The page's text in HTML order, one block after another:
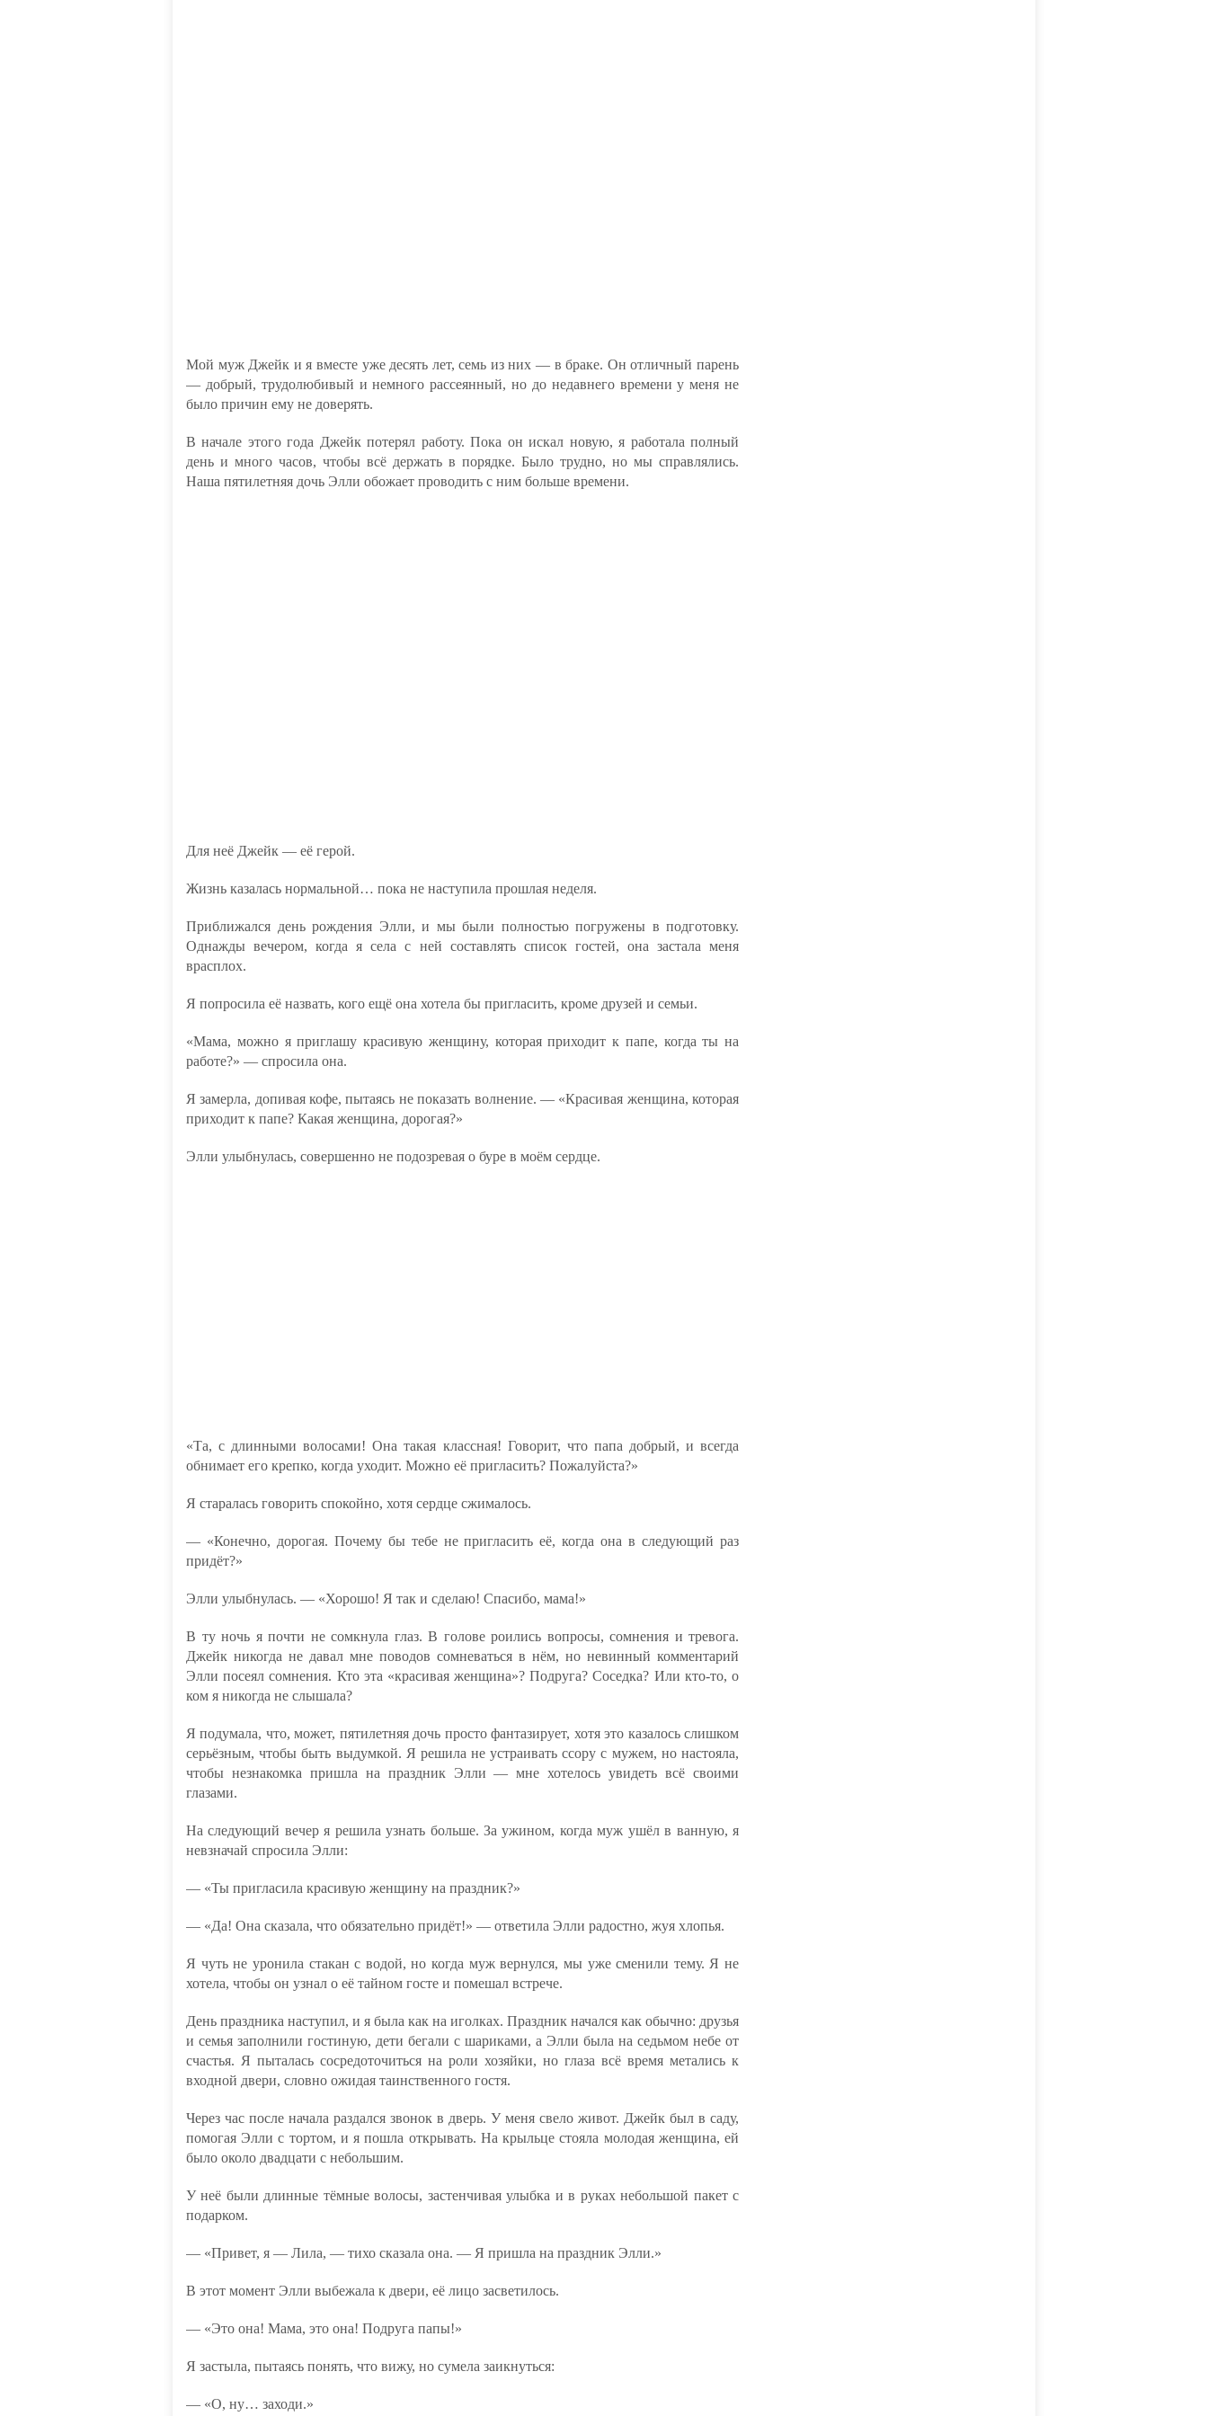
Мой муж Джейк и я вместе уже десять лет, семь из них — в браке. Он отличный парень
— добрый, трудолюбивый и немного рассеянный, но до недавнего времени у меня не
было причин ему не доверять.
В начале этого года Джейк потерял работу. Пока он искал новую, я работала полный
день и много часов, чтобы всё держать в порядке. Было трудно, но мы справлялись.
Наша пятилетняя дочь Элли обожает проводить с ним больше времени.
Для неё Джейк — её герой.
Жизнь казалась нормальной… пока не наступила прошлая неделя.
Приближался день рождения Элли, и мы были полностью погружены в подготовку.
Однажды вечером, когда я села с ней составлять список гостей, она застала меня
врасплох.
Я попросила её назвать, кого ещё она хотела бы пригласить, кроме друзей и семьи.
«Мама, можно я приглашу красивую женщину, которая приходит к папе, когда ты на
работе?» — спросила она.
Я замерла, допивая кофе, пытаясь не показать волнение. — «Красивая женщина, которая
приходит к папе? Какая женщина, дорогая?»
Элли улыбнулась, совершенно не подозревая о буре в моём сердце.
«Та, с длинными волосами! Она такая классная! Говорит, что папа добрый, и всегда
обнимает его крепко, когда уходит. Можно её пригласить? Пожалуйста?»
Я старалась говорить спокойно, хотя сердце сжималось.
— «Конечно, дорогая. Почему бы тебе не пригласить её, когда она в следующий раз
придёт?»
Элли улыбнулась. — «Хорошо! Я так и сделаю! Спасибо, мама!»
В ту ночь я почти не сомкнула глаз. В голове роились вопросы, сомнения и тревога.
Джейк никогда не давал мне поводов сомневаться в нём, но невинный комментарий
Элли посеял сомнения. Кто эта «красивая женщина»? Подруга? Соседка? Или кто-то, о
ком я никогда не слышала?
Я подумала, что, может, пятилетняя дочь просто фантазирует, хотя это казалось слишком
серьёзным, чтобы быть выдумкой. Я решила не устраивать ссору с мужем, но настояла,
чтобы незнакомка пришла на праздник Элли — мне хотелось увидеть всё своими
глазами.
На следующий вечер я решила узнать больше. За ужином, когда муж ушёл в ванную, я
невзначай спросила Элли:
— «Ты пригласила красивую женщину на праздник?»
— «Да! Она сказала, что обязательно придёт!» — ответила Элли радостно, жуя хлопья.
Я чуть не уронила стакан с водой, но когда муж вернулся, мы уже сменили тему. Я не
хотела, чтобы он узнал о её тайном госте и помешал встрече.
День праздника наступил, и я была как на иголках. Праздник начался как обычно: друзья
и семья заполнили гостиную, дети бегали с шариками, а Элли была на седьмом небе от
счастья. Я пыталась сосредоточиться на роли хозяйки, но глаза всё время метались к
входной двери, словно ожидая таинственного гостя.
Через час после начала раздался звонок в дверь. У меня свело живот. Джейк был в саду,
помогая Элли с тортом, и я пошла открывать. На крыльце стояла молодая женщина, ей
было около двадцати с небольшим.
У неё были длинные тёмные волосы, застенчивая улыбка и в руках небольшой пакет с
подарком.
— «Привет, я — Лила, — тихо сказала она. — Я пришла на праздник Элли.»
В этот момент Элли выбежала к двери, её лицо засветилось.
— «Это она! Мама, это она! Подруга папы!»
Я застыла, пытаясь понять, что вижу, но сумела заикнуться:
— «О, ну… заходи.»